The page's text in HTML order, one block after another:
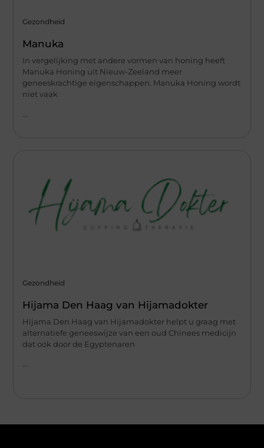
Gezondheid
Manuka
In vergelijking met andere vormen van honing heeft
Manuka Honing uit Nieuw-Zeeland meer
geneeskrachtige eigenschappen. Manuka Honing wordt
niet vaak
Gezondheid
Hijama Den Haag van Hijamadokter
Hijama Den Haag van Hijamadokter helpt u graag met
alternatiefe geneeswijze van een oud Chinees medicijn
dat ook door de Egyptenaren